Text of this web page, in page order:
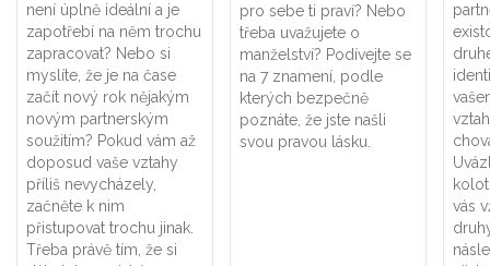
není úplně ideální a je
zapotřebí na něm trochu
zapracovat? Nebo si
myslíte, že je na čase
začít nový rok nějakým
novým partnerským
soužitím? Pokud vám až
doposud vaše vztahy
příliš nevycházely,
začněte k nim
přistupovat trochu jinak.
Třeba právě tím, že si
pro sebe ti praví? Nebo
třeba uvažujete o
manželství? Podívejte se
na 7 znamení, podle
kterých bezpečně
poznáte, že jste našli
svou pravou lásku.
vás